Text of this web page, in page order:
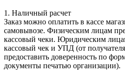
1. Наличный расчет
Заказ можно оплатить в кассе
самовывозе. Физическим лицам
кассовый чеки. Юридическим
кассовый чек и УПД (от
предоставить доверенность по
документы печатью организации).